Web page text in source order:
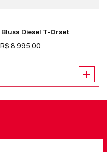
Blusa Diesel T-Orset
R$ 8 995 00